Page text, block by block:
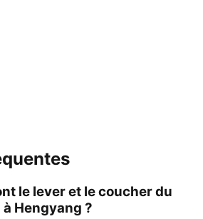
le lever et le coucher du
Hengyang ?